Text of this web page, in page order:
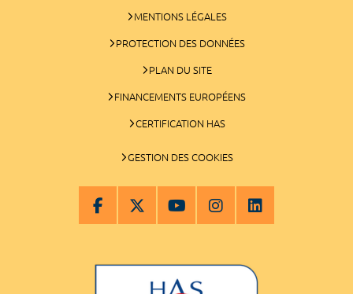
MENTIONS LÉGALES
PROTECTION DES DONNÉES
PLAN DU SITE
FINANCEMENTS EUROPÉENS
CERTIFICATION HAS
GESTION DES COOKIES